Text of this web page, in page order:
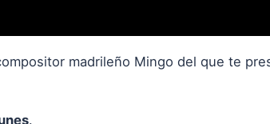
madrileño Mingo del que te
.